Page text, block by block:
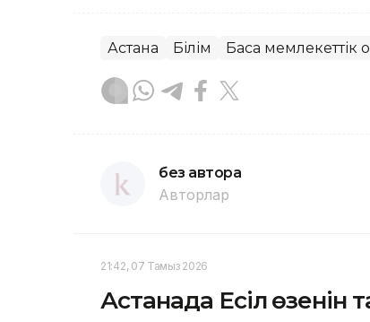
Астана Білім Басқа мемлекеттік
без автора
Авторлар
21:42, 07 Тамыз 2026
Астанада Есіл өзенін